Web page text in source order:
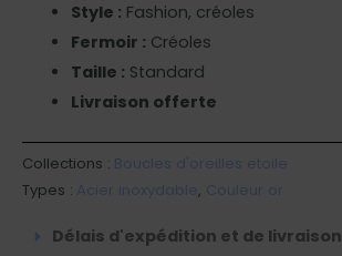
Style : Fashion, créoles
Fermoir : Créoles
Taille : Standard
Livraison offerte
Collections : Boucles d'oreilles etoile
Types : Acier inoxydable, Couleur or
Délais d'expédition et de livraison